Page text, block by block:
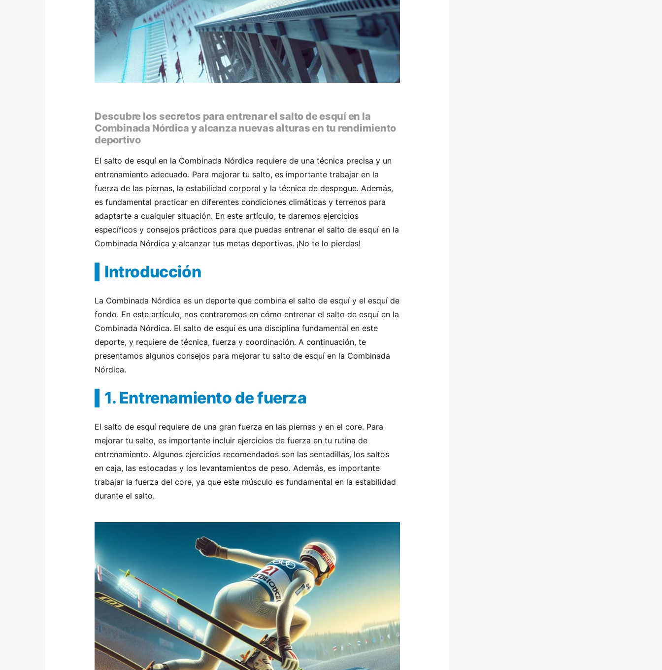
Descubre los secretos para entrenar el salto de esquí en la
Combinada Nórdica y alcanza nuevas alturas en tu rendimiento
deportivo
El salto de esquí en la Combinada Nórdica requiere de una técnica precisa y un
entrenamiento adecuado. Para mejorar tu salto, es importante trabajar en la
fuerza de las piernas, la estabilidad corporal y la técnica de despegue. Además,
es fundamental practicar en diferentes condiciones climáticas y terrenos para
adaptarte a cualquier situación. En este artículo, te daremos ejercicios
específicos y consejos prácticos para que puedas entrenar el salto de esquí en la
Combinada Nórdica y alcanzar tus metas deportivas. ¡No te lo pierdas!
Introducción
La Combinada Nórdica es un deporte que combina el salto de esquí y el esquí de
fondo. En este artículo, nos centraremos en cómo entrenar el salto de esquí en la
Combinada Nórdica. El salto de esquí es una disciplina fundamental en este
deporte, y requiere de técnica, fuerza y coordinación. A continuación, te
presentamos algunos consejos para mejorar tu salto de esquí en la Combinada
Nórdica.
1. Entrenamiento de fuerza
El salto de esquí requiere de una gran fuerza en las piernas y en el core. Para
mejorar tu salto, es importante incluir ejercicios de fuerza en tu rutina de
entrenamiento. Algunos ejercicios recomendados son las sentadillas, los saltos
en caja, las estocadas y los levantamientos de peso. Además, es importante
trabajar la fuerza del core, ya que este músculo es fundamental en la estabilidad
durante el salto.